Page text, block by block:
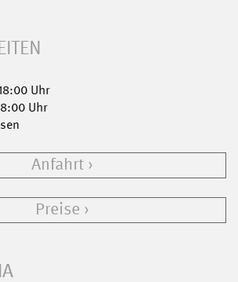
Uhr
Uhr
Anfahrt
Preise